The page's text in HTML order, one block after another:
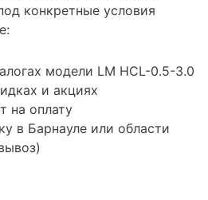
конкретные условия
модели LM HCL-0.5-3.0
и акциях
на оплату
в Барнауле или области